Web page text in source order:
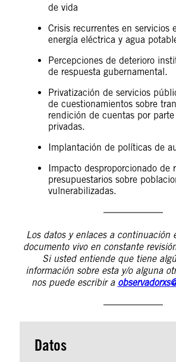
de vida
Crisis recurrentes en servicios
energía eléctrica y agua
Percepciones de deterioro
de respuesta gubernamental.
Privatización de servicios
de cuestionamientos sobre
rendición de cuentas por
privadas.
Implantación de políticas de
Impacto desproporcionado de
presupuestarios sobre
vulnerabilizadas.
Los datos y enlaces a continuación
documento vivo en constante
Si usted entiende que tiene
información sobre esta y/o alguna
nos puede escribir a
Datos